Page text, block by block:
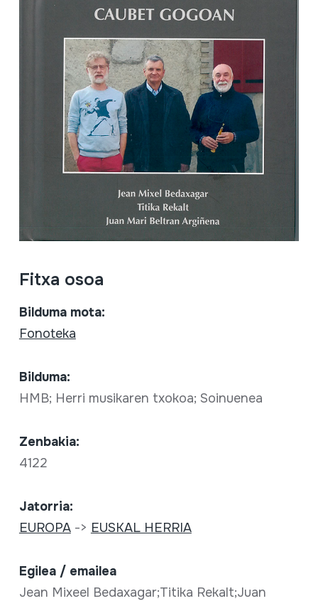
Fitxa osoa
Bilduma mota:
Fonoteka
Bilduma:
HMB; Herri musikaren txokoa; Soinuenea
Zenbakia:
4122
Jatorria:
EUROPA-> EUSKAL HERRIA
Egilea / emailea
Jean Mixeel Bedaxagar;Titika Rekalt;Juan